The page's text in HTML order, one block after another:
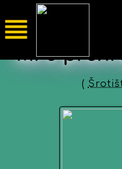
MP3
(